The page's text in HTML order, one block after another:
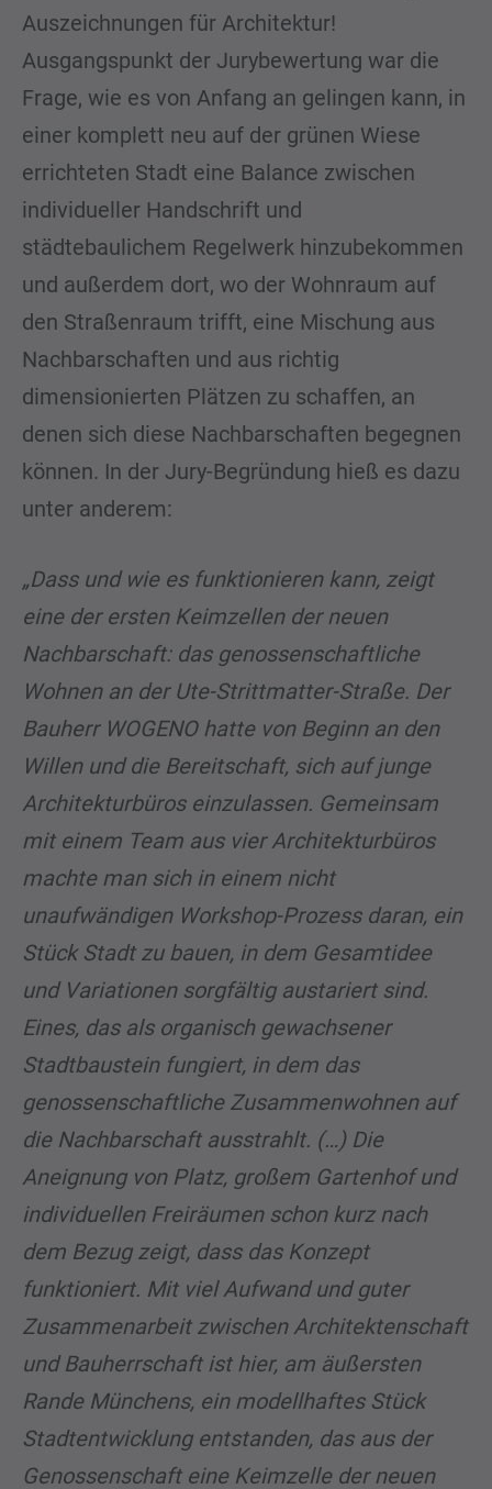
Auszeichnungen für Architektur!
Ausgangspunkt der Jurybewertung war die
Frage, wie es von Anfang an gelingen kann, in
einer komplett neu auf der grünen Wiese
errichteten Stadt eine Balance zwischen
individueller Handschrift und
städtebaulichem Regelwerk hinzubekommen
und außerdem dort, wo der Wohnraum auf
den Straßenraum trifft, eine Mischung aus
Nachbarschaften und aus richtig
dimensionierten Plätzen zu schaffen, an
denen sich diese Nachbarschaften begegnen
können. In der Jury-Begründung hieß es dazu
unter anderem:
„Dass und wie es funktionieren kann, zeigt
eine der ersten Keimzellen der neuen
Nachbarschaft: das genossenschaftliche
Wohnen an der Ute-Strittmatter-Straße. Der
Bauherr WOGENO hatte von Beginn an den
Willen und die Bereitschaft, sich auf junge
Architekturbüros einzulassen. Gemeinsam
mit einem Team aus vier Architekturbüros
machte man sich in einem nicht
unaufwändigen Workshop-Prozess daran, ein
Stück Stadt zu bauen, in dem Gesamtidee
und Variationen sorgfältig austariert sind.
Eines, das als organisch gewachsener
Stadtbaustein fungiert, in dem das
genossenschaftliche Zusammenwohnen auf
die Nachbarschaft ausstrahlt. (…) Die
Aneignung von Platz, großem Gartenhof und
individuellen Freiräumen schon kurz nach
dem Bezug zeigt, dass das Konzept
funktioniert. Mit viel Aufwand und guter
Zusammenarbeit zwischen Architektenschaft
und Bauherrschaft ist hier, am äußersten
Rande Münchens, ein modellhaftes Stück
Stadtentwicklung entstanden, das aus der
Genossenschaft eine Keimzelle der neuen